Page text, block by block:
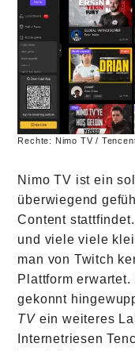
Rechte: Nimo TV /
Nimo TV ist ein
überwiegend
Content
und viele viele
man von Twitch
Plattform
gekonnt
TV ein weiteres
Internetriesen